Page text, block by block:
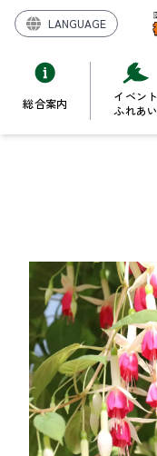
LANGUAGE
総合案内
イベント
ふれあい